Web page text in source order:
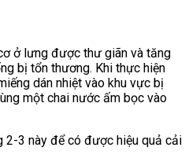
ở lưng được thư giãn và tăng
bị tổn thương. Khi thực hiện
dán nhiệt vào khu vực bị
một chai nước ấm bọc vào
2-3 này để có được hiệu quả cải